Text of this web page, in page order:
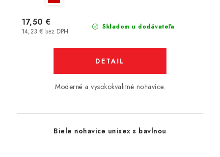
Skladom u dodávateľa
14,23 € bez DPH
17,50 €
DETAIL
Moderné a vysokokvalitné nohavice.
Biele nohavice unisex s bavlnou